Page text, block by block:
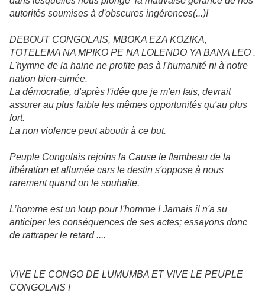
autorités soumises à d'obscures ingérences(...)!
DEBOUT CONGOLAIS, MBOKA EZA KOZIKA,
TOTELEMA NA MPIKO PE NA LOLENDO YA BANA LEO .
L'hymne de la haine ne profite pas à l'humanité ni à notre
nation bien-aimée.
La démocratie, d'après l'idée que je m'en fais, devrait
assurer au plus faible les mêmes opportunités qu'au plus
fort.
La non violence peut aboutir à ce but.
Peuple Congolais rejoins la Cause le flambeau de la
libération et allumée cars le destin s'oppose à nous
rarement quand on le souhaite.
L’homme est un loup pour l'homme ! Jamais il n'a su
anticiper les conséquences de ses actes; essayons donc
de rattraper le retard ....
VIVE LE CONGO DE LUMUMBA ET VIVE LE PEUPLE
CONGOLAIS !